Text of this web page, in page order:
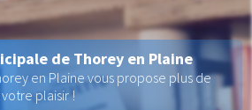
de Thorey en Plaine
en Plaine vous propose plus de
plaisir !